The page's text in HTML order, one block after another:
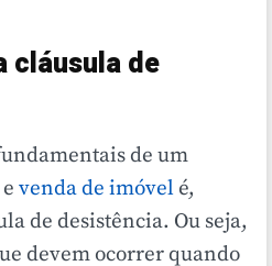
cláusula de
de um
venda de imóvel é,
de desistência. Ou seja,
devem ocorrer quando